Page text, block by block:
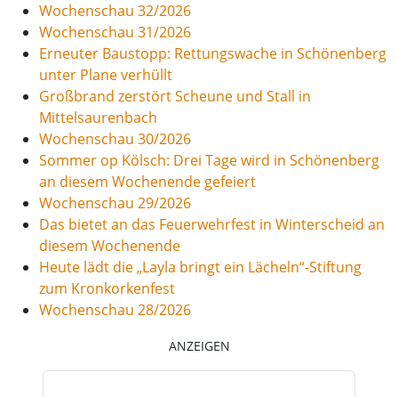
Wochenschau 32/2026
Wochenschau 31/2026
Erneuter Baustopp: Rettungswache in Schönenberg
unter Plane verhüllt
Großbrand zerstört Scheune und Stall in
Mittelsaurenbach
Wochenschau 30/2026
Sommer op Kölsch: Drei Tage wird in Schönenberg
an diesem Wochenende gefeiert
Wochenschau 29/2026
Das bietet an das Feuerwehrfest in Winterscheid an
diesem Wochenende
Heute lädt die „Layla bringt ein Lächeln“-Stiftung
zum Kronkorkenfest
Wochenschau 28/2026
ANZEIGEN